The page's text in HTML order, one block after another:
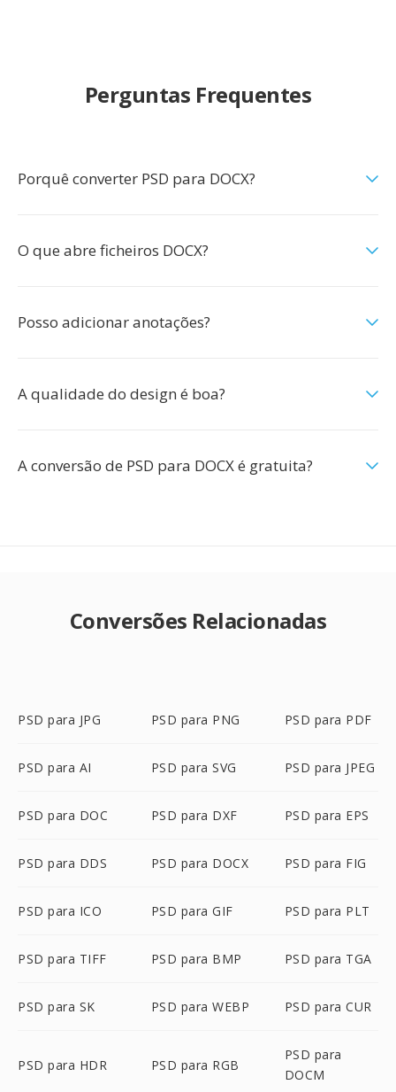
Perguntas Frequentes
Porquê converter PSD para DOCX?
O que abre ficheiros DOCX?
Posso adicionar anotações?
A qualidade do design é boa?
A conversão de PSD para DOCX é gratuita?
Conversões Relacionadas
PSD para JPG PSD para PNG PSD para PDF
PSD para AI PSD para SVG PSD para JPEG
PSD para DOC PSD para DXF PSD para EPS
PSD para DDS PSD para DOCX PSD para FIG
PSD para ICO PSD para GIF PSD para PLT
PSD para TIFF PSD para BMP PSD para TGA
PSD para SK PSD para WEBP PSD para CUR
PSD para HDR PSD para RGB
PSD para
DOCM